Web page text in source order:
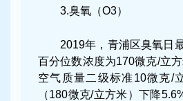
3.臭氧（O3）
2019年，青浦区臭氧日
百分位数浓度为170微克/立
空气质量二级标准10微克/
（180微克/立方米）下降